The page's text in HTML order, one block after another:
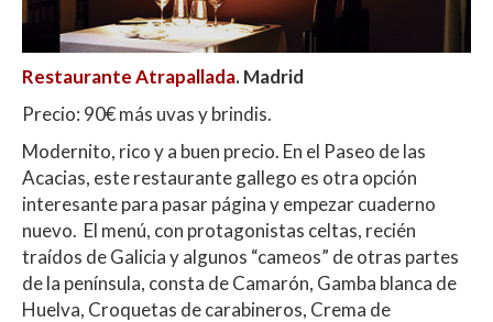
Restaurante Atrapallada. Madrid
Precio: 90€ más uvas y brindis.
Modernito, rico y a buen precio. En el Paseo de las
Acacias, este restaurante gallego es otra opción
interesante para pasar página y empezar cuaderno
nuevo. El menú, con protagonistas celtas, recién
traídos de Galicia y algunos “cameos” de otras partes
de la península, consta de Camarón, Gamba blanca de
Huelva, Croquetas de carabineros, Crema de